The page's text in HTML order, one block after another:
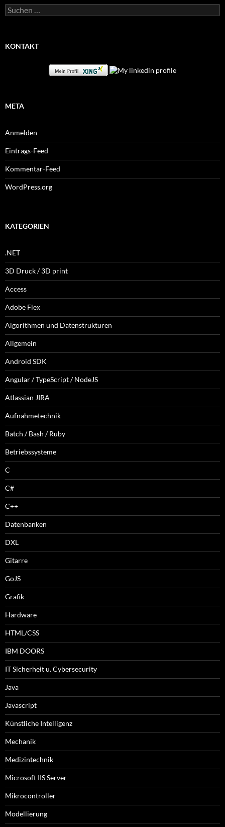
Suchen
nach:
KONTAKT
META
Anmelden
Eintrags-Feed
Kommentar-Feed
WordPress.org
KATEGORIEN
.NET
3D Druck / 3D print
Access
Adobe Flex
Algorithmen und Datenstrukturen
Allgemein
Android SDK
Angular / TypeScript / NodeJS
Atlassian JIRA
Aufnahmetechnik
Batch / Bash / Ruby
Betriebssysteme
C
C#
C++
Datenbanken
DXL
Gitarre
GoJS
Grafik
Hardware
HTML/CSS
IBM DOORS
IT Sicherheit u. Cybersecurity
Java
Javascript
Künstliche Intelligenz
Mechanik
Medizintechnik
Microsoft IIS Server
Mikrocontroller
Modellierung